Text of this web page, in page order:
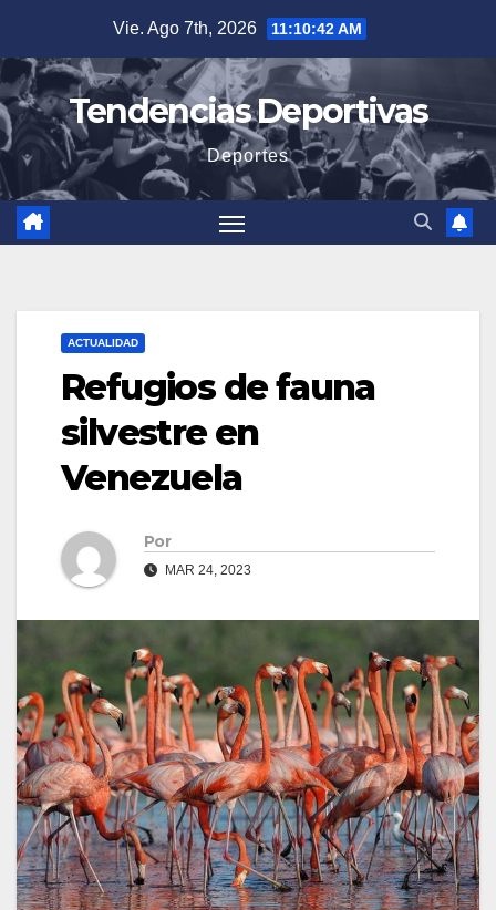
contenido
Vie. Ago 7th, 2026 11:10:43 AM
Tendencias Deportivas
Deportes
ACTUALIDAD
Refugios de fauna
silvestre en
Venezuela
Por
MAR 24, 2023